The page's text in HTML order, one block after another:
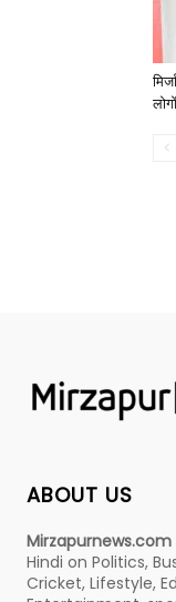
ABOUT US
Mirzapurnews.com
Hindi on Politics,
Cricket, Lifestyle,